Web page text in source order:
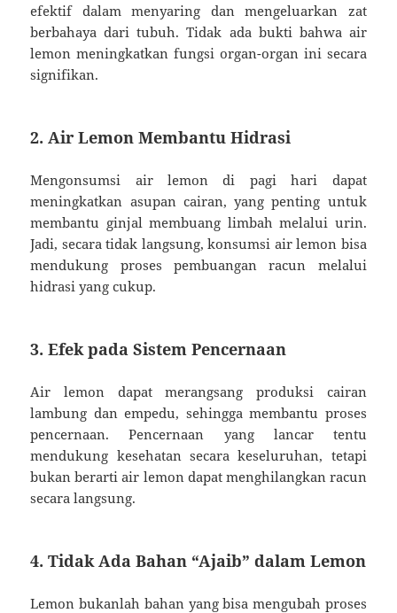
efektif dalam menyaring dan mengeluarkan zat
berbahaya dari tubuh. Tidak ada bukti bahwa air
lemon meningkatkan fungsi organ-organ ini secara
signifikan.
2. Air Lemon Membantu Hidrasi
Mengonsumsi air lemon di pagi hari dapat
meningkatkan asupan cairan, yang penting untuk
membantu ginjal membuang limbah melalui urin.
Jadi, secara tidak langsung, konsumsi air lemon bisa
mendukung proses pembuangan racun melalui
hidrasi yang cukup.
3. Efek pada Sistem Pencernaan
Air lemon dapat merangsang produksi cairan
lambung dan empedu, sehingga membantu proses
pencernaan. Pencernaan yang lancar tentu
mendukung kesehatan secara keseluruhan, tetapi
bukan berarti air lemon dapat menghilangkan racun
secara langsung.
4. Tidak Ada Bahan “Ajaib” dalam Lemon
Lemon bukanlah bahan yang bisa mengubah proses